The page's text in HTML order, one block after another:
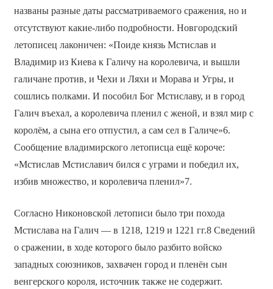
названы разные даты рассматриваемого сражения, но и
отсутствуют какие-либо подробности. Новгородский
летописец лаконичен: «Поиде князь Мстислав и
Владимир из Киева к Галичу на королевича, и вышли
галичане против, и Чехи и Ляхи и Морава и Угры, и
сошлись полками. И пособил Бог Мстиславу, и в город
Галич въехал, а королевича пленил с женой, и взял мир с
королём, а сына его отпустил, а сам сел в Галиче»6.
Сообщение владимирского летописца ещё короче:
«Мстислав Мстиславич бился с уграми и победил их,
избив множество, и королевича пленил»7.
Согласно Никоновской летописи было три похода
Мстислава на Галич — в 1218, 1219 и 1221 гг.8 Сведений
о сражении, в ходе которого было разбито войско
западных союзников, захвачен город и пленён сын
венгерского короля, источник также не содержит.